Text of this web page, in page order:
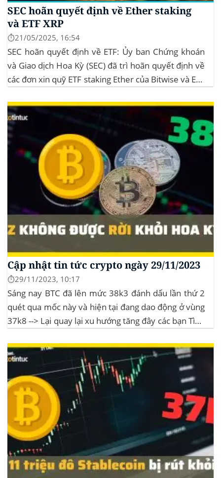
SEC hoãn quyết định về Ether staking
và ETF XRP
⏱️21/05/2025, 16:54
SEC hoãn quyết định về ETF: Ủy ban Chứng khoán
và Giao dịch Hoa Kỳ (SEC) đã trì hoãn quyết định về
các đơn xin quỹ ETF staking Ether của Bitwise và ETF
10/2025 để thu thập thêm ý kiến công...
Cập nhật tin tức crypto ngày 29/11/2023
⏱️29/11/2023, 10:17
Sáng nay BTC đã lên mức 38k3 đánh dấu lần thứ 2
quét qua mốc này và hiện tại đang dao động ở vùng
37k8 --> Lại quay lại xu hướng tăng đây các bạn Tình
một nửa Bitcoin làm...